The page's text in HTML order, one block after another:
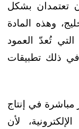
تعتمدان بشكل
وهذه المادة
التي تُعدّ العمود
في ذلك تطبيقات
في إنتاج
لأن